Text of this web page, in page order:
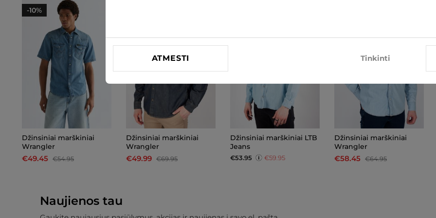
-10%
Džinsiniai marškiniai
Wrangler
€49.45 €54.95
Džinsiniai marškiniai
Wrangler
€49.99 €69.95
Džinsiniai marškiniai LTB
Jeans
€53.95 €59.95
Džinsiniai marškiniai
Wrangler
€58.45 €64.95
Naujienos tau
ATMESTI Tinkinti